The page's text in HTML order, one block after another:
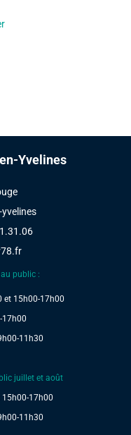
Yvelines
au public :
et 15h00-17h00
17h00
11h30
juillet et août
15h00-17h00
11h30